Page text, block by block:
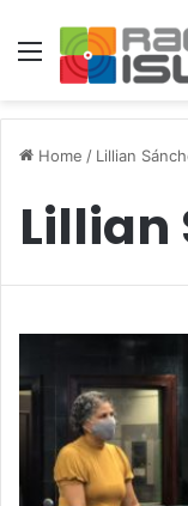
Menu
Home / Lillian
Lillian